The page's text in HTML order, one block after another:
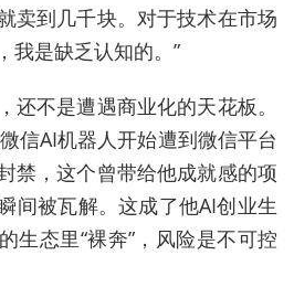
卖到几千块。对于技术在市场
我是缺乏认知的。”
还不是遭遇商业化的天花板。
信AI机器人开始遭到微信平台
禁，这个曾带给他成就感的项
间被瓦解。这成了他AI创业生
生态里“裸奔”，风险是不可控